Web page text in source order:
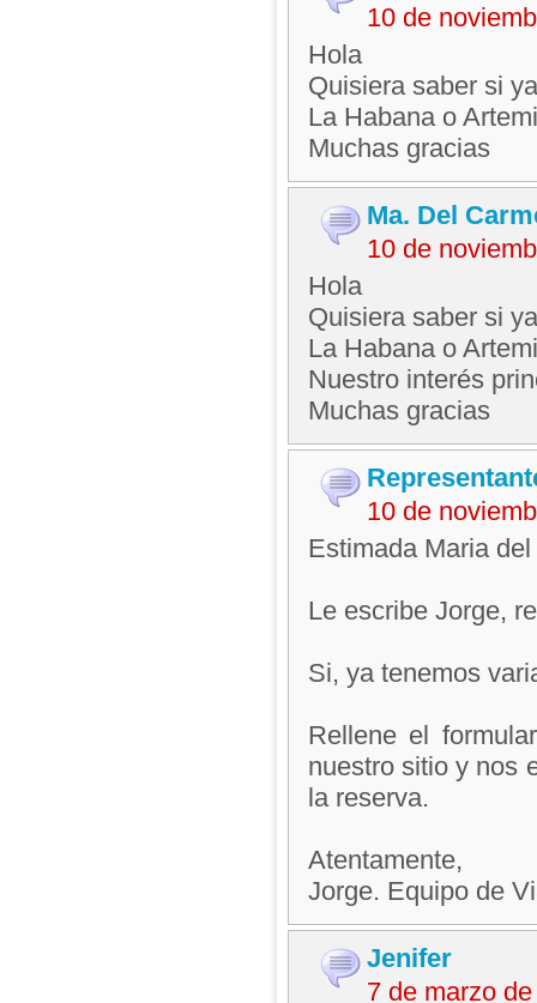
10 de
Hola
Quisiera saber si
La Habana o
Muchas gracias
Ma. Del
10 de
Hola
Quisiera saber si
La Habana o
Nuestro interés
Muchas gracias
10 de
Estimada Maria
Le escribe Jorge,
Si, ya tenemos
Rellene el
nuestro sitio y nos
la reserva.
Atentamente,
Jorge. Equipo de
Jenifer
7 de marzo